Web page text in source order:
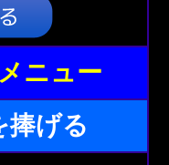
ニュー
捧げる